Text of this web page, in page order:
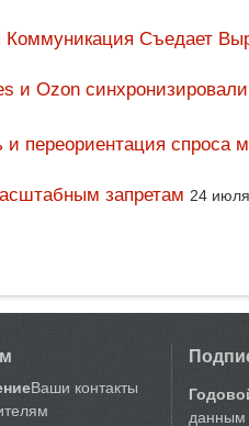
Съедает
и Ozon
переориентация спроса
запретам 24
Ваши контакты
данным